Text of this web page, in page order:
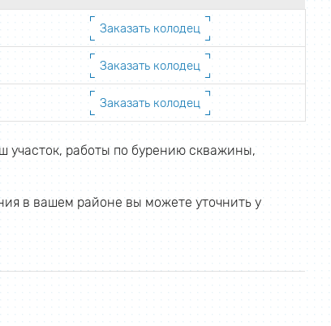
Заказать колодец
Заказать колодец
Заказать колодец
участок, работы по бурению скважины,
в вашем районе вы можете уточнить у